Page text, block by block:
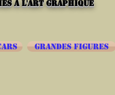
à l'art graphique
GRANDES FIGURES